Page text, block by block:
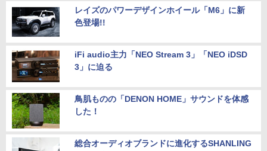
レイズのパワーデザインホイール「M6」に新
色登場!!
iFi audio主力「NEO Stream 3」「NEO iDSD
3」に迫る
鳥肌ものの「DENON HOME」サウンドを体感
した！
総合オーディオブランドに進化するSHANLING